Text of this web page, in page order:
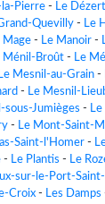
Pierre - Le Dézert
Quevilly - Le
Mage - Le Manoir -
Ménil-Broût - Le
Le Mesnil-au-Grain -
- Le Mesnil-
sous-Jumièges -
- Le Mont-Saint-
Saint-l'Homer -
- Le Plantis - Le
sur-le-Port-
Croix - Les Damps